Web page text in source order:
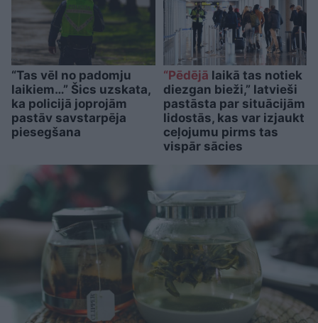
“Tas vēl no padomju
laikiem…” Šics uzskata,
ka policijā joprojām
pastāv savstarpēja
piesegšana
“Pēdējā laikā tas notiek
diezgan bieži,” latvieši
pastāsta par situācijām
lidostās, kas var izjaukt
ceļojumu pirms tas
vispār sācies